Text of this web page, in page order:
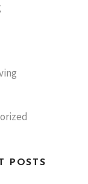
POSTS